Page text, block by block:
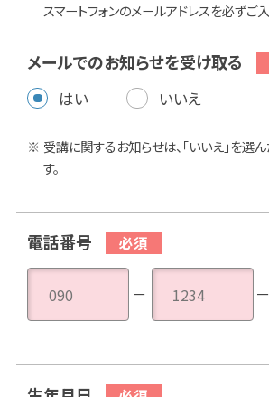
スマートフォンのメールアドレスを必ずご
メールでのお知らせを受け取る
はい いいえ
受講に関するお知らせは、「いいえ」を選
す。
電話番号
－ －